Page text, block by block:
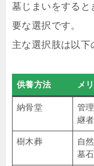
墓じまいをすると
要な選択です。
主な選択肢は以下
供養方法 メ
納骨堂
管
継
樹木葬
自
墓